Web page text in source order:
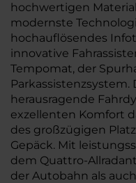
hochwertigen
modernste
hochauflösendes
innovative
Tempomat, der
herausragende
exzellenten Komfort
des großzügigen
Gepäck. Mit
dem Quattro-
der Autobahn als